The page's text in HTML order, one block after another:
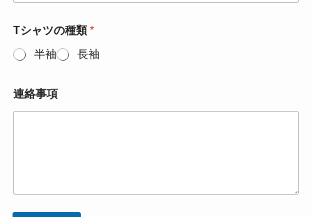
Tシャツの種類*
半袖
長袖
連絡事項